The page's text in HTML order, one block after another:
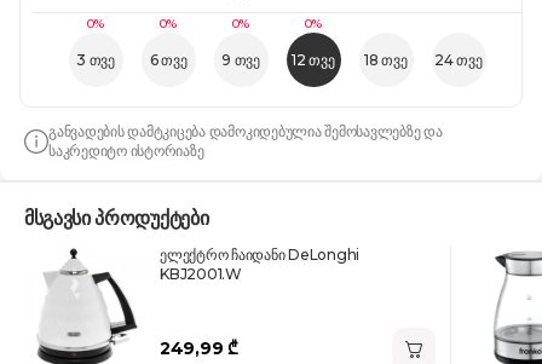
0%
3 თვე
0%
6 თვე
0%
9 თვე
0%
12 თვე 18 თვე 24 თვე
განვადების დამტკიცება დამოკიდებულია შემოსავლებზე და
საკრედიტო ისტორიაზე
მსგავსი პროდუქტები
ელექტრო ჩაიდანი DeLonghi
KBJ2001.W
249,99 ₾